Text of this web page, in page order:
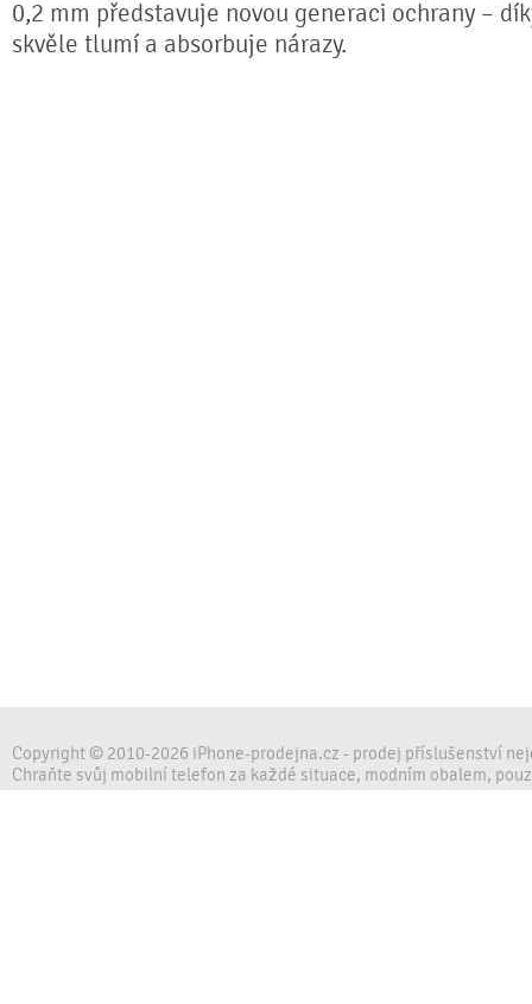
0,2 mm představuje novou generaci ochrany –
skvěle tlumí a absorbuje nárazy.
Copyright © 2010-2026 iPhone-prodejna.cz - prodej příslušenství
Chraňte svůj mobilní telefon za každé situace, modním obalem,